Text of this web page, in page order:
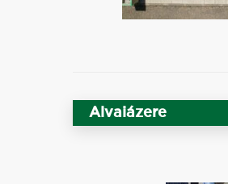
Alvaiázere